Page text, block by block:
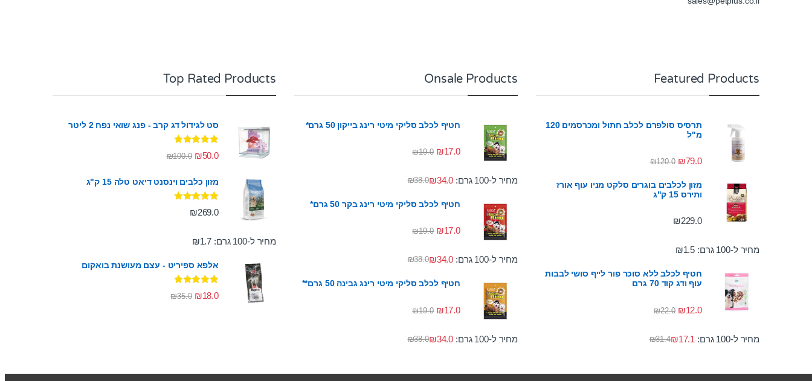
Featured Products
תרסיס סולפרם לכלב חתול ומכרסמים 120
מ"ל
₪79.0
₪120.0
מזון לכלבים בוגרים סלקט מניו עוף אורז
ותירס 15 ק"ג
₪229.0
מחיר ל-100 גרם: ₪1.5
חטיף לכלב ללא סוכר פור לייף סושי לבבות
עוף ודג קוד 70 גרם
₪12.0
₪22.0
מחיר ל-100 גרם: ₪31.4₪17.1
Onsale Products
חטיף לכלב סליקי מיטי רינג בייקון 50 גרם*
₪17.0
₪19.0
מחיר ל-100 גרם: ₪38.0₪34.0
חטיף לכלב סליקי מיטי רינג בקר 50 גרם*
₪17.0
₪19.0
מחיר ל-100 גרם: ₪38.0₪34.0
חטיף לכלב סליקי מיטי רינג גבינה 50 גרם**
₪17.0
₪19.0
מחיר ל-100 גרם: ₪38.0₪34.0
Top Rated Products
סט לגידול דג קרב - פנג שואי נפח 2 ליטר
דורג5.00
מתוך 5₪50.0
₪100.0
מזון כלבים וינסנט דיאט טלה 15 ק"ג
דורג5.00
מתוך 5 ₪269.0
מחיר ל-100 גרם: ₪1.7
אלפא ספיריט - עצם מעושנת בואקום
דורג 5.00
מתוך 5₪18.0
₪35.0